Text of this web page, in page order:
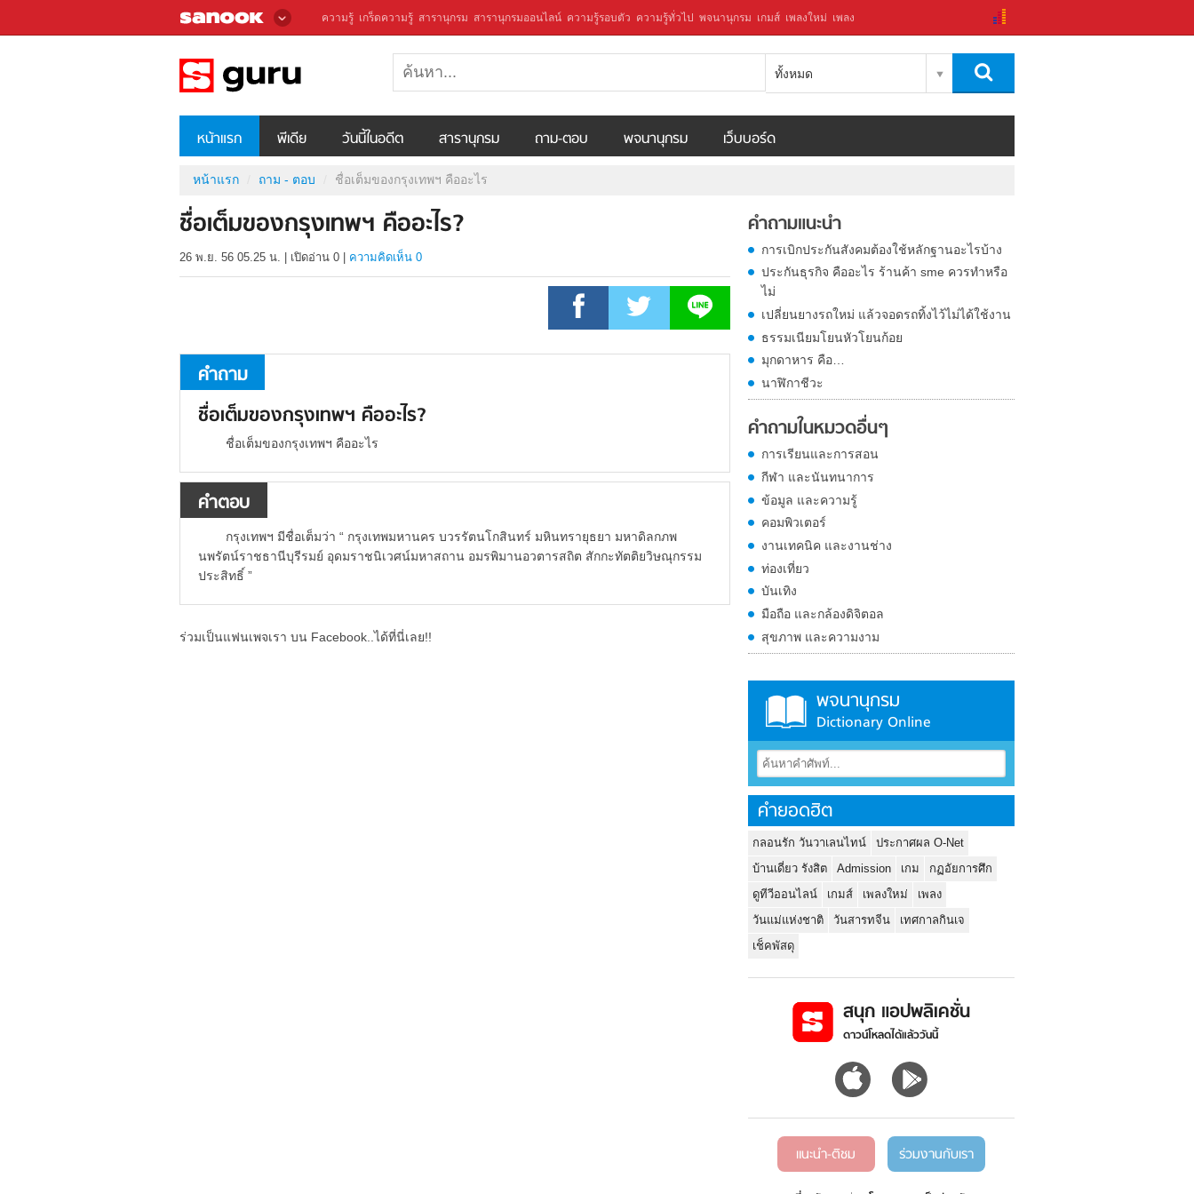
ความรู้ เกร็ดความรู้ สารานุกรม สารานุกรมออนไลน์ ความรู้รอบตัว ความรู้ทั่วไป พจนานุกรม เกมส์ เพลงใหม่ เพลง
ทั้งหมด
หน้าแรก พีเดีย วันนี้ในอดีต สารานุกรม ถาม-ตอบ พจนานุกรม เว็บบอร์ด
หน้าแรก ถาม - ตอบ ชื่อเต็มของกรุงเทพฯ คืออะไร
ชื่อเต็มของกรุงเทพฯ คืออะไร?
26 พ.ย. 56 05.25 น. เปิดอ่าน 0 ความคิดเห็น 0
คำถาม
ชื่อเต็มของกรุงเทพฯ คืออะไร?
ชื่อเต็มของกรุงเทพฯ คืออะไร
คำตอบ
กรุงเทพฯ มีชื่อเต็มว่า “ กรุงเทพมหานคร บวรรัตนโกสินทร์ มหินทรายุธยา มหาดิลกภพ
นพรัตน์ราชธานีบุรีรมย์ อุดมราชนิเวศน์มหาสถาน อมรพิมานอวตารสถิต สักกะทัตติยวิษณุกรรม
ประสิทธิ์ ”
ร่วมเป็นแฟนเพจเรา บน Facebook..ได้ที่นี่เลย!!
คำถามแนะนำ
การเบิกประกันสังคมต้องใช้หลักฐานอะไรบ้าง
ประกันธุรกิจ คืออะไร ร้านค้า sme ควรทำหรือ
ไม่
เปลี่ยนยางรถใหม่ แล้วจอดรถทิ้งไว้ไม่ได้ใช้งาน
ธรรมเนียมโยนหัวโยนก้อย
มุกดาหาร คือ…
นาฬิกาชีวะ
คำถามในหมวดอื่นๆ
การเรียนและการสอน
กีฬา และนันทนาการ
ข้อมูล และความรู้
คอมพิวเตอร์
งานเทคนิค และงานช่าง
ท่องเที่ยว
บันเทิง
มือถือ และกล้องดิจิตอล
สุขภาพ และความงาม
พจนานุกรม
Dictionary Online
คำยอดฮิต
กลอนรัก วันวาเลนไทน์
ประกาศผล O-Net
บ้านเดี่ยว รังสิต
Admission เกม
กฏอัยการศึก
ดูทีวีออนไลน์
เกมส์ เพลงใหม่
เพลง
วันแม่แห่งชาติ
วันสารทจีน
เทศกาลกินเจ
เช็คพัสดุ
สนุก แอปพลิเคชั่น
ดาวน์โหลดได้แล้ววันนี้
แนะนำ-ติชม ร่วมงานกับเรา